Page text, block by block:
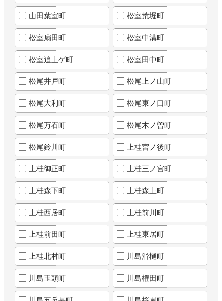
山田葉室町 松室荒堀町
松室扇田町 松室中溝町
松室追上ゲ町 松室田中町
松尾井戸町 松尾上ノ山町
松尾大利町 松尾東ノ口町
松尾万石町 松尾木ノ曽町
松尾鈴川町 上桂宮ノ後町
上桂御正町 上桂三ノ宮町
上桂森下町 上桂森上町
上桂西居町 上桂前川町
上桂前田町 上桂東居町
上桂北村町 川島滑樋町
川島玉頭町 川島権田町